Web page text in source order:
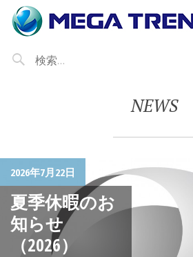
NEWS
2026年7月22日
夏季休暇のお
知らせ
（2026）